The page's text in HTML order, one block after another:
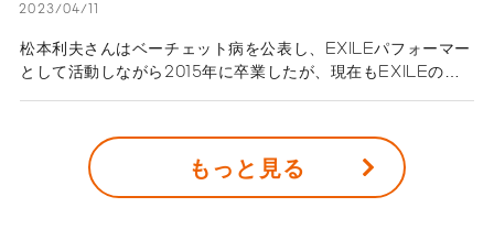
2023/04/11
松本利夫さんはベーチェット病を公表し、EXILEパフォーマー
として活動しながら2015年に卒業したが、現在もEXILEのメ
卒業後の新しいチャレンジ、精力的に活動し続ける原動力につ
いて取材した。
もっと見る